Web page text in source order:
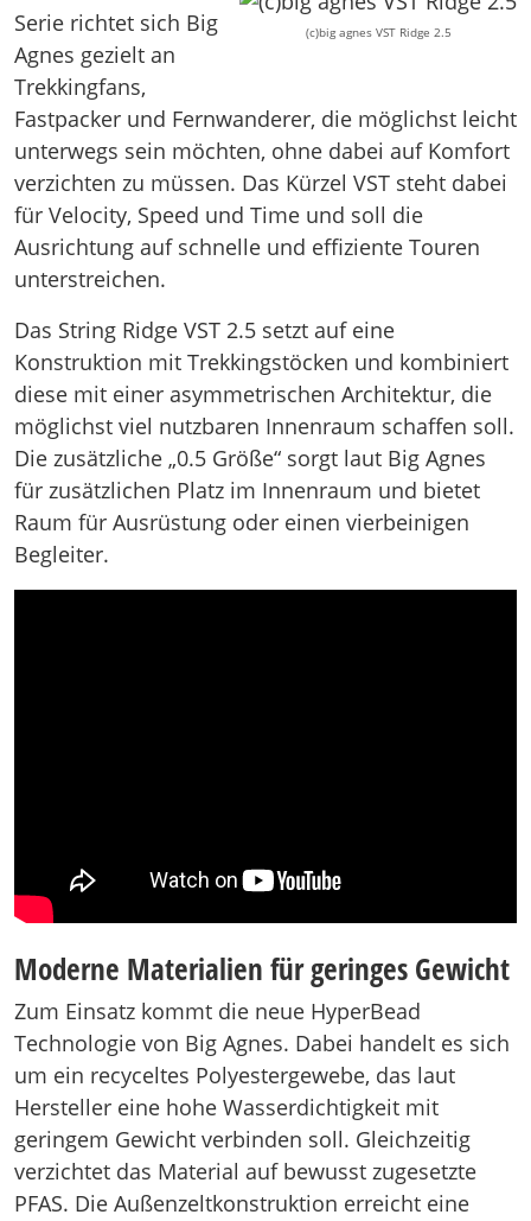
(c)big agnes VST Ridge 2.5
Serie richtet sich Big
Agnes gezielt an
Trekkingfans,
Fastpacker und Fernwanderer, die möglichst leicht
unterwegs sein möchten, ohne dabei auf Komfort
verzichten zu müssen. Das Kürzel VST steht dabei
für Velocity, Speed und Time und soll die
Ausrichtung auf schnelle und effiziente Touren
unterstreichen.
Das String Ridge VST 2.5 setzt auf eine
Konstruktion mit Trekkingstöcken und kombiniert
diese mit einer asymmetrischen Architektur, die
möglichst viel nutzbaren Innenraum schaffen soll.
Die zusätzliche „0.5 Größe“ sorgt laut Big Agnes
für zusätzlichen Platz im Innenraum und bietet
Raum für Ausrüstung oder einen vierbeinigen
Begleiter.
Moderne Materialien für geringes Gewicht
Zum Einsatz kommt die neue HyperBead
Technologie von Big Agnes. Dabei handelt es sich
um ein recyceltes Polyestergewebe, das laut
Hersteller eine hohe Wasserdichtigkeit mit
geringem Gewicht verbinden soll. Gleichzeitig
verzichtet das Material auf bewusst zugesetzte
PFAS. Die Außenzeltkonstruktion erreicht eine